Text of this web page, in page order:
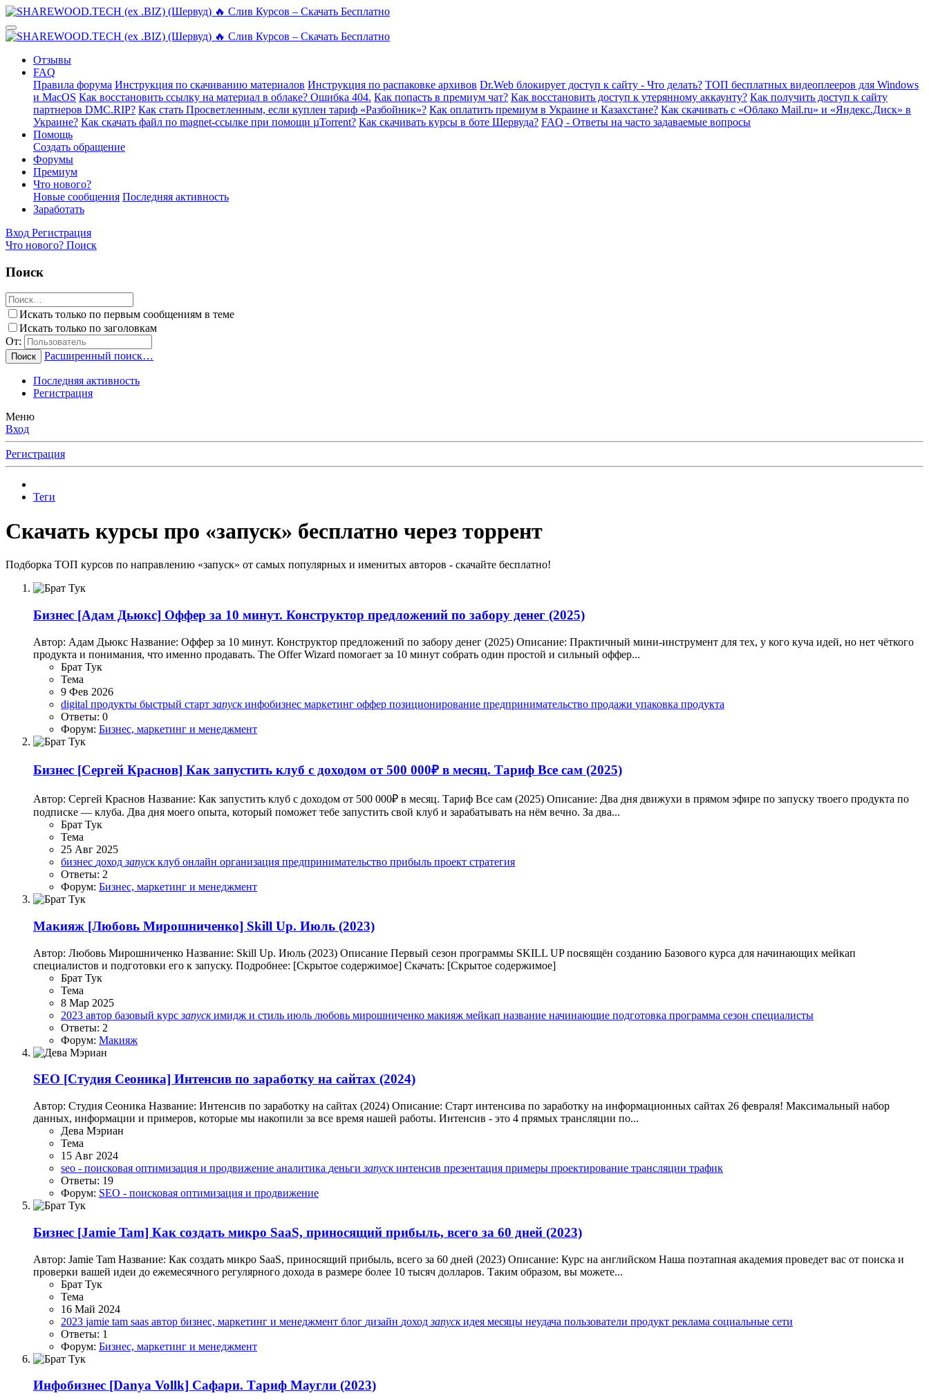
Отзывы
FAQ
Правила форума Инструкция по скачиванию материалов Инструкция по распаковке архивов Dr.Web блокирует доступ к сайту - Что делать? ТОП бесплатных видеоплееров для Windows
и MacOS Как восстановить ссылку на материал в облаке? Ошибка 404. Как попасть в премиум чат? Как восстановить доступ к утерянному аккаунту? Как получить доступ к сайту
партнеров DMC.RIP? Как стать Просветленным, если куплен тариф «Разбойник»? Как оплатить премиум в Украине и Казахстане? Как скачивать с «Облако Mail.ru» и «Яндекс.Диск» в
Украине? Как скачать файл по magnet-ссылке при помощи µTorrent? Как скачивать курсы в боте Шервуда? FAQ - Ответы на часто задаваемые вопросы
Помощь
Создать обращение
Форумы
Премиум
Что нового?
Новые сообщения Последняя активность
Заработать
Вход Регистрация
Что нового? Поиск
Поиск
Искать только по первым сообщениям в теме
Искать только по заголовкам
От:
Поиск Расширенный поиск…
Последняя активность
Регистрация
Меню
Вход
Регистрация
Теги
Скачать курсы про «запуск» бесплатно через торрент
Подборка ТОП курсов по направлению «запуск» от самых популярных и именитых авторов - скачайте бесплатно!
Бизнес [Адам Дьюкс] Оффер за 10 минут. Конструктор предложений по забору денег (2025)
Автор: Адам Дьюкс Название: Оффер за 10 минут. Конструктор предложений по забору денег (2025) Описание: Практичный мини-инструмент для тех, у кого куча идей, но нет чёткого
продукта и понимания, что именно продавать. The Offer Wizard помогает за 10 минут собрать один простой и сильный оффер...
Брат Тук
Тема
9 Фев 2026
digital продукты быстрый стартзапуск инфобизнес маркетинг оффер позиционирование предпринимательство продажи упаковка продукта
Ответы: 0
Форум: Бизнес, маркетинг и менеджмент
Бизнес [Сергей Краснов] Как запустить клуб с доходом от 500 000₽ в месяц. Тариф Все сам (2025)
Автор: Сергей Краснов Название: Как запустить клуб с доходом от 500 000₽ в месяц. Тариф Все сам (2025) Описание: Два дня движухи в прямом эфире по запуску твоего продукта по
подписке — клуба. Два дня моего опыта, который поможет тебе запустить свой клуб и зарабатывать на нём вечно. За два...
Брат Тук
Тема
25 Авг 2025
бизнес доходзапуск клуб онлайн организация предпринимательство прибыль проект стратегия
Ответы: 2
Форум: Бизнес, маркетинг и менеджмент
Макияж [Любовь Мирошниченко] Skill Up. Июль (2023)
Автор: Любовь Мирошниченко Название: Skill Up. Июль (2023) Описание Первый сезон программы SKILL UP посвящён созданию Базового курса для начинающих мейкап
специалистов и подготовки его к запуску. Подробнее: [Скрытое содержимое] Скачать: [Скрытое содержимое]
Брат Тук
Тема
8 Мар 2025
2023 автор базовый курсзапуск имидж и стиль июль любовь мирошниченко макияж мейкап название начинающие подготовка программа сезон специалисты
Ответы: 2
Форум: Макияж
SEO [Студия Сеоника] Интенсив по заработку на сайтах (2024)
Автор: Студия Сеоника Название: Интенсив по заработку на сайтах (2024) Описание: Старт интенсива по заработку на информационных сайтах 26 февраля! Максимальный набор
данных, информации и примеров, которые мы накопили за все время нашей работы. Интенсив - это 4 прямых трансляции по...
Дева Мэриан
Тема
15 Авг 2024
seo - поисковая оптимизация и продвижение аналитика деньгизапуск интенсив презентация примеры проектирование трансляции трафик
Ответы: 19
Форум: SEO - поисковая оптимизация и продвижение
Бизнес [Jamie Tam] Как создать микро SaaS, приносящий прибыль, всего за 60 дней (2023)
Автор: Jamie Tam Название: Как создать микро SaaS, приносящий прибыль, всего за 60 дней (2023) Описание: Курс на английском Наша поэтапная академия проведет вас от поиска и
проверки вашей идеи до ежемесячного регулярного дохода в размере более 10 тысяч долларов. Таким образом, вы можете...
Брат Тук
Тема
16 Май 2024
2023 jamie tam saas автор бизнес, маркетинг и менеджмент блог дизайн доходзапуск идея месяцы неудача пользователи продукт реклама социальные сети
Ответы: 1
Форум: Бизнес, маркетинг и менеджмент
Инфобизнес [Danya Vollk] Сафари. Тариф Маугли (2023)